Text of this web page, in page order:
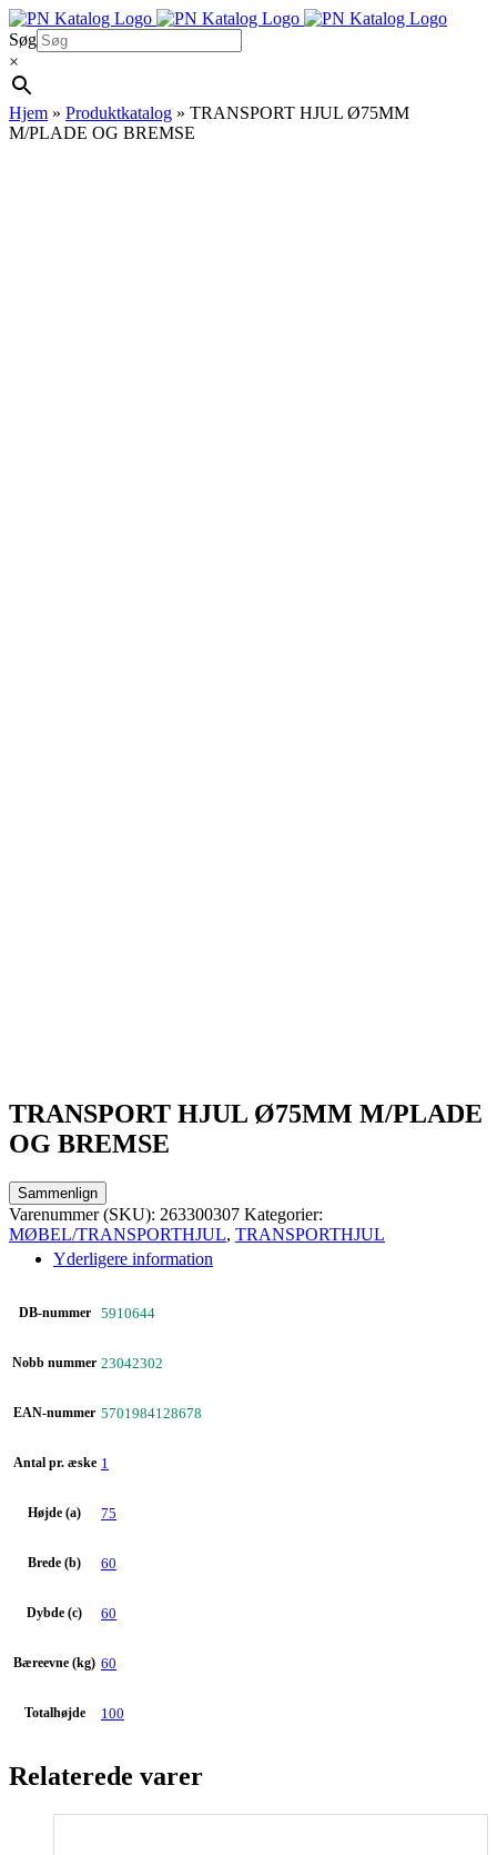
Skip
to
content
Søg
×
Hjem » Produktkatalog » TRANSPORT HJUL Ø75MM
M/PLADE OG BREMSE
TRANSPORT HJUL Ø75MM M/PLADE
OG BREMSE
Sammenlign
Varenummer (SKU): 263300307 Kategorier:
MØBEL/TRANSPORTHJUL, TRANSPORTHJUL
Yderligere information
DB-nummer 5910644
Nobb nummer 23042302
EAN-nummer 5701984128678
Antal pr. æske 1
Højde (a) 75
Brede (b) 60
Dybde (c) 60
Bæreevne (kg) 60
Totalhøjde 100
Relaterede varer